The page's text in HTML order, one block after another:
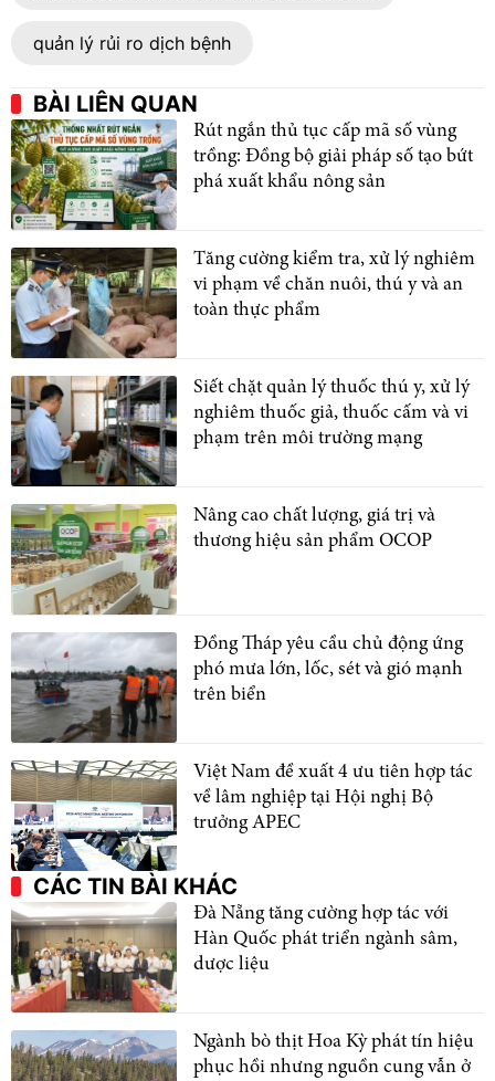
quản lý rủi ro dịch bệnh
BÀI LIÊN QUAN
Rút ngắn thủ tục cấp mã số vùng
trồng: Đồng bộ giải pháp số tạo bứt
phá xuất khẩu nông sản
Tăng cường kiểm tra, xử lý nghiêm
vi phạm về chăn nuôi, thú y và an
toàn thực phẩm
Siết chặt quản lý thuốc thú y, xử lý
nghiêm thuốc giả, thuốc cấm và vi
phạm trên môi trường mạng
Nâng cao chất lượng, giá trị và
thương hiệu sản phẩm OCOP
Đồng Tháp yêu cầu chủ động ứng
phó mưa lớn, lốc, sét và gió mạnh
trên biển
Việt Nam đề xuất 4 ưu tiên hợp tác
về lâm nghiệp tại Hội nghị Bộ
trưởng APEC
CÁC TIN BÀI KHÁC
Đà Nẵng tăng cường hợp tác với
Hàn Quốc phát triển ngành sâm,
dược liệu
Ngành bò thịt Hoa Kỳ phát tín hiệu
phục hồi nhưng nguồn cung vẫn ở